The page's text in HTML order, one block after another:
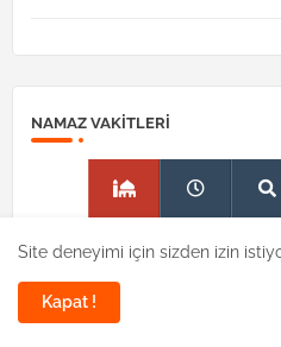
NAMAZ VAKITLERI
Site deneyimi için sizden izin
Kapat !